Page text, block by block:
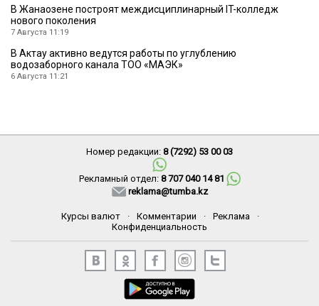
В Жанаозене построят междисциплинарный IT-колледж
нового поколения
7 Августа 11:19
В Актау активно ведутся работы по углублению
водозаборного канала ТОО «МАЭК»
6 Августа 11:21
Номер редакции: 8 (7292) 53 00 03
Рекламный отдел: 8 707 040 14 81
reklama@tumba.kz
Курсы валют · Комментарии · Реклама
·
Конфиденциальность